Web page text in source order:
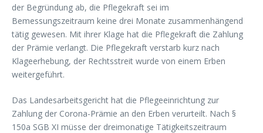
der Begründung ab, die Pflegekraft sei im
Bemessungszeitraum keine drei Monate zusammenhängend
tätig gewesen. Mit ihrer Klage hat die Pflegekraft die Zahlung
der Prämie verlangt. Die Pflegekraft verstarb kurz nach
Klageerhebung, der Rechtsstreit wurde von einem Erben
weitergeführt.
Das Landesarbeitsgericht hat die Pflegeeinrichtung zur
Zahlung der Corona-Prämie an den Erben verurteilt. Nach §
150a SGB XI müsse der dreimonatige Tätigkeitszeitraum